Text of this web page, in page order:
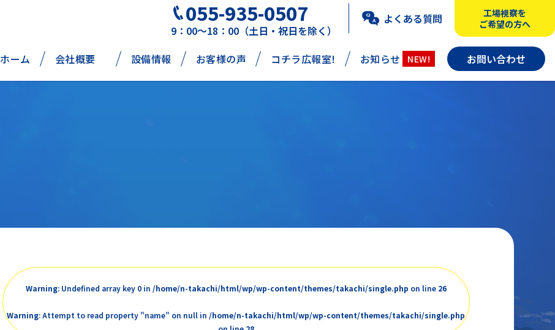
055-935-0507
9：00～18：00（土日・祝日を除く）
よくある質問
工場視察を
ご希望の方へ
ホーム 会社概要 設備情報 お客様の声 コチラ広報室! お知らせ NEW! お問い合わせ
Warning: Undefined array key 0 in /home/n-takachi/html/wp/wp-content/themes/takachi/single.php on line 26
Warning: Attempt to read property "name" on null in /home/n-takachi/html/wp/wp-content/themes/takachi/single.php